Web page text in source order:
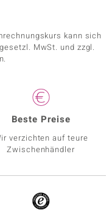
kann sich
MwSt. und zzgl.
Beste Preise
verzichten auf teure
Zwischenhändler